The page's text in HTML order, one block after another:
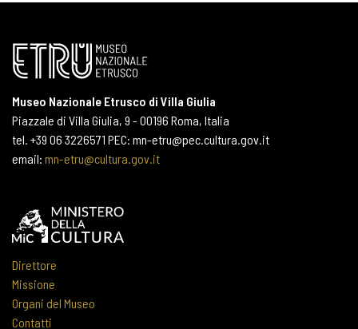
Museo Nazionale Etrusco di Villa Giulia
Piazzale di Villa Giulia, 9 - 00196 Roma, Italia
tel. +39 06 3226571 PEC: mn-etru@pec.cultura.gov.it
email: mn-etru@cultura.gov.it
Direttore
Missione
Organi del Museo
Contatti